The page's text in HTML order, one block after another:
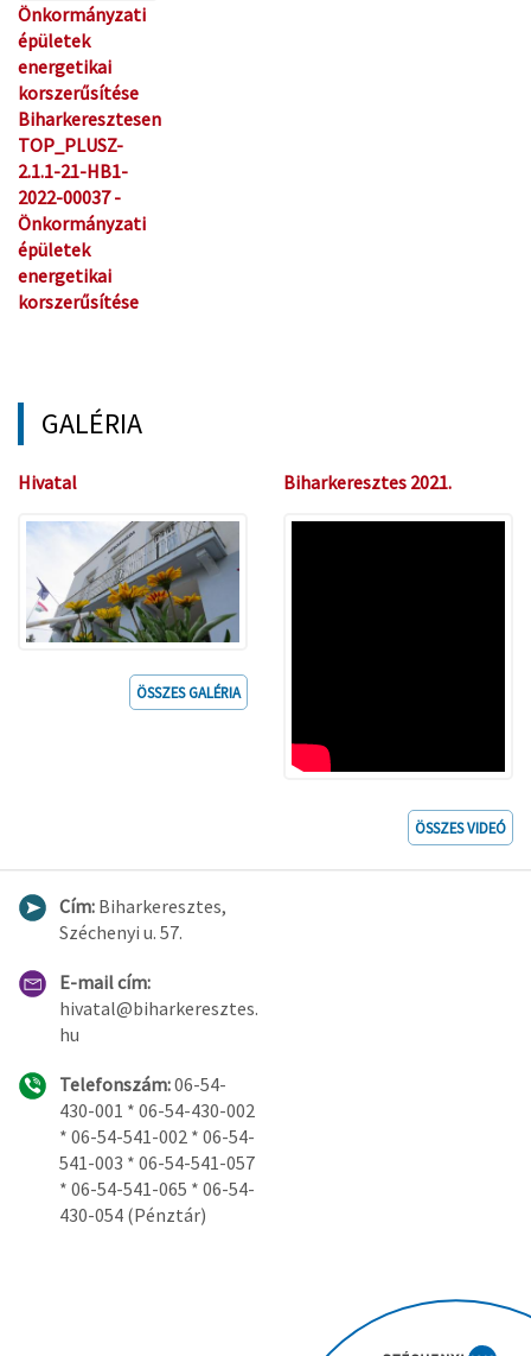
Önkormányzati
épületek
energetikai
korszerűsítése
Biharkeresztesen
TOP_PLUSZ-
2.1.1-21-HB1-
2022-00037 -
Önkormányzati
épületek
energetikai
korszerűsítése
GALÉRIA
Hivatal
ÖSSZES GALÉRIA
Biharkeresztes 2021.
ÖSSZES VIDEÓ
Cím: Biharkeresztes,
Széchenyi u. 57.
E-mail cím:
hivatal@biharkeresztes.
hu
Telefonszám:06-54-
430-001 * 06-54-430-002
* 06-54-541-002 * 06-54-
541-003 * 06-54-541-057
* 06-54-541-065 * 06-54-
430-054 (Pénztár)